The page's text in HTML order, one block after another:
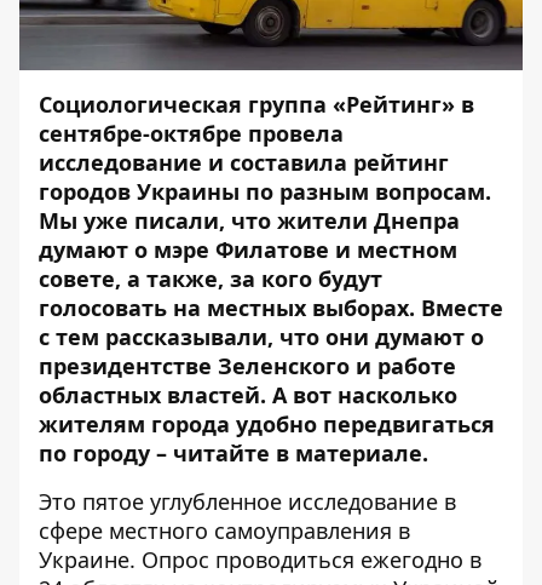
Социологическая группа «Рейтинг» в
сентябре-октябре провела
исследование и составила рейтинг
городов Украины по разным вопросам.
Мы уже писали, что жители Днепра
думают о мэре Филатове и местном
совете, а также, за кого будут
голосовать на местных выборах. Вместе
с тем рассказывали, что они думают о
президентстве Зеленского и работе
областных властей. А вот насколько
жителям города удобно передвигаться
по городу – читайте в материале.
Это пятое углубленное исследование в
сфере местного самоуправления в
Украине. Опрос проводиться ежегодно в